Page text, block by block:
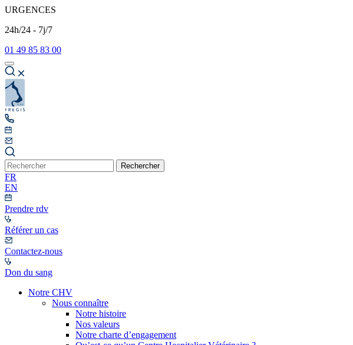
URGENCES
24h/24 - 7j/7
01 49 85 83 00
Rechercher
FR
EN
Prendre rdv
Référer un cas
Contactez-nous
Don du sang
Notre CHV
Nous connaître
Notre histoire
Nos valeurs
Notre charte d’engagement